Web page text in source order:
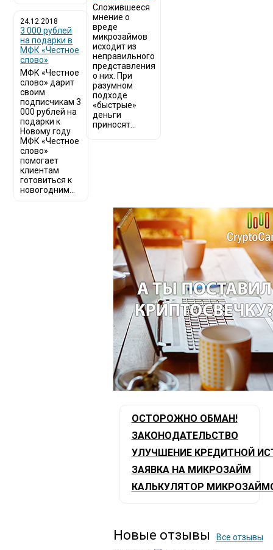
24.12.2018
3 000 рублей
на подарки в
МФК «Честное
слово»
МФК «Честное
слово» дарит
своим
подписчикам 3
000 рублей на
подарки к
Новому году
МФК «Честное
слово»
помогает
клиентам
готовиться к
новогодним...
Сложившееся
мнение о
вреде
микрозаймов
исходит из
неправильного
представления
о них. При
разумном
подходе
«быстрые»
деньги
приносят...
ОСТОРОЖНО ОБМАН!
ЗАКОНОДАТЕЛЬСТВО
УЛУЧШЕНИЕ КРЕДИТНОЙ
ЗАЯВКА НА МИКРОЗАЙМ
КАЛЬКУЛЯТОР
Новые отзывы Все отзывы